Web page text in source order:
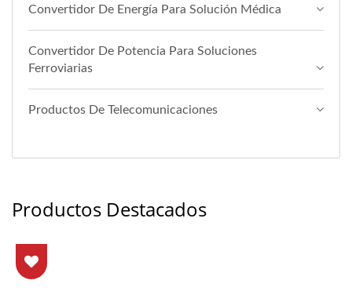
Convertidor De Energía Para Solución Médica
Convertidor De Potencia Para Soluciones
Ferroviarias
Productos De Telecomunicaciones
Productos Destacados